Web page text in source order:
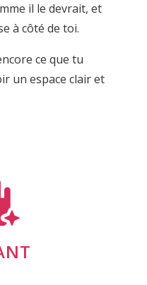
il le devrait, et
à côté de toi.
ce que tu
un espace clair et